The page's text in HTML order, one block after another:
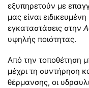
εξυπηρετούν με
μας είναι
εγκαταστάσεις στην
υψηλής ποιότητας.
Από την τοποθέτηση
μέχρι τη συντήρηση
θέρμανσης, οι